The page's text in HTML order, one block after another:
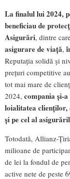
La finalul lui 2024,
beneficiau de
Asigurări, dintre
asigurare de viață,
Reputația solidă și
prețuri competitive
tot mai mare de
2024, compania și-
loialitatea clienților,
și pe cel al
Totodată, Allianz-
milioane de
de lei la fondul de
active nete de peste